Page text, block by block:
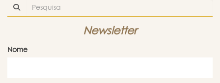
Newsletter
Nome